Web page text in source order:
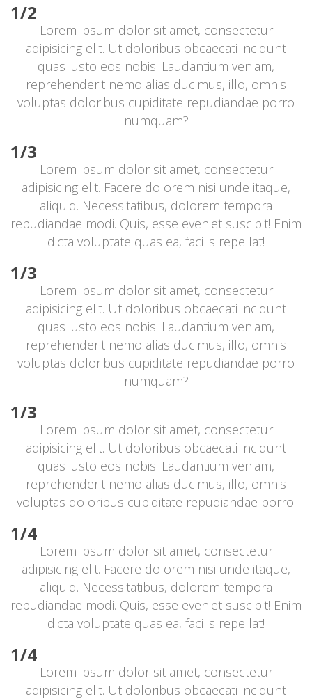
1/2
Lorem ipsum dolor sit amet, consectetur
adipisicing elit. Ut doloribus obcaecati incidunt
quas iusto eos nobis. Laudantium veniam,
reprehenderit nemo alias ducimus, illo, omnis
voluptas doloribus cupiditate repudiandae porro
numquam?
1/3
Lorem ipsum dolor sit amet, consectetur
adipisicing elit. Facere dolorem nisi unde itaque,
aliquid. Necessitatibus, dolorem tempora
repudiandae modi. Quis, esse eveniet suscipit! Enim
dicta voluptate quas ea, facilis repellat!
1/3
Lorem ipsum dolor sit amet, consectetur
adipisicing elit. Ut doloribus obcaecati incidunt
quas iusto eos nobis. Laudantium veniam,
reprehenderit nemo alias ducimus, illo, omnis
voluptas doloribus cupiditate repudiandae porro
numquam?
1/3
Lorem ipsum dolor sit amet, consectetur
adipisicing elit. Ut doloribus obcaecati incidunt
quas iusto eos nobis. Laudantium veniam,
reprehenderit nemo alias ducimus, illo, omnis
voluptas doloribus cupiditate repudiandae porro.
1/4
Lorem ipsum dolor sit amet, consectetur
adipisicing elit. Facere dolorem nisi unde itaque,
aliquid. Necessitatibus, dolorem tempora
repudiandae modi. Quis, esse eveniet suscipit! Enim
dicta voluptate quas ea, facilis repellat!
1/4
Lorem ipsum dolor sit amet, consectetur
adipisicing elit. Ut doloribus obcaecati incidunt